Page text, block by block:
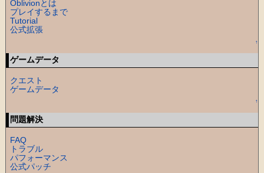
Oblivionとは
プレイするまで
Tutorial
公式拡張
↑
ゲームデータ
クエスト
ゲームデータ
↑
問題解決
FAQ
トラブル
パフォーマンス
公式パッチ